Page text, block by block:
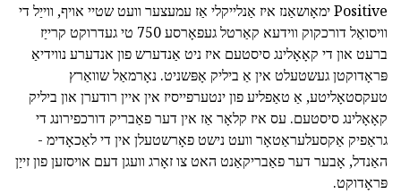
Positive ימאָושאַנז איז אַנלייקלי אַז עמעצער וועט שטיי אויף, ווייַל די
וויסואַל דורכקוק ווידעא קאַרטל געפאָרסע 750 טי געדרוקט קרייַז
ברעט און די קאָאָלינג סיסטעם איז ניט אַנדערש פון אנדערע נווידיאַ
פּראָדוקטן געשטעלט אין אַ ביליק אָפּשניט. נאָרמאַל שוואַרץ
טעקסטאָליטע, אַ טאַפליע פון ינטערפייסיז אין איין רודערן און ביליק
קאָאָלינג סיסטעם. עס איז קלאָר אַז אין דער פאַבריק דורכפירונג די
גראַפיק אַקסעלעראַטאָר וועט נישט פאָרשטעלן אין די לאַכאָדימ -
האַנדל, אָבער דער פאַבריקאַנט האט צו זאָרג וועגן דעם אויסזען פון זייַן
פּראָדוקט.